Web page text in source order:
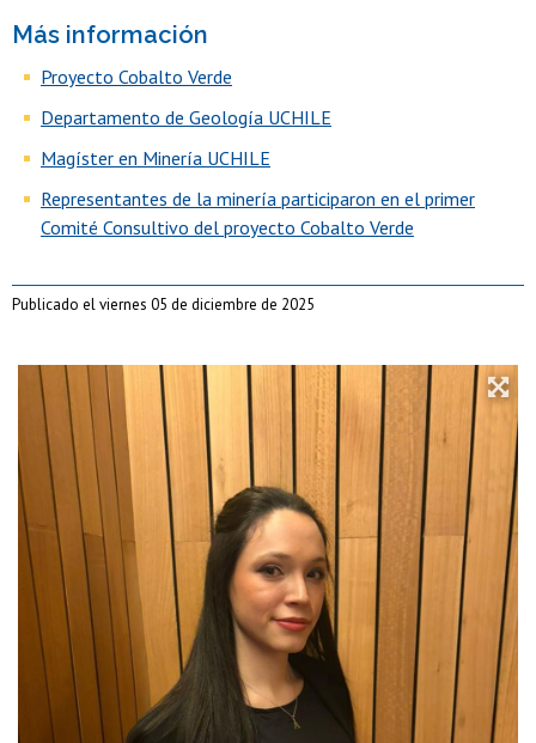
Más información
Proyecto Cobalto Verde
Departamento de Geología UCHILE
Magíster en Minería UCHILE
Representantes de la minería participaron en el primer
Comité Consultivo del proyecto Cobalto Verde
Publicado el viernes 05 de diciembre de 2025